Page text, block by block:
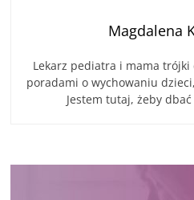
Magdalena
Lekarz pediatra i mama
poradami o wychowaniu
Jestem tutaj, żeby